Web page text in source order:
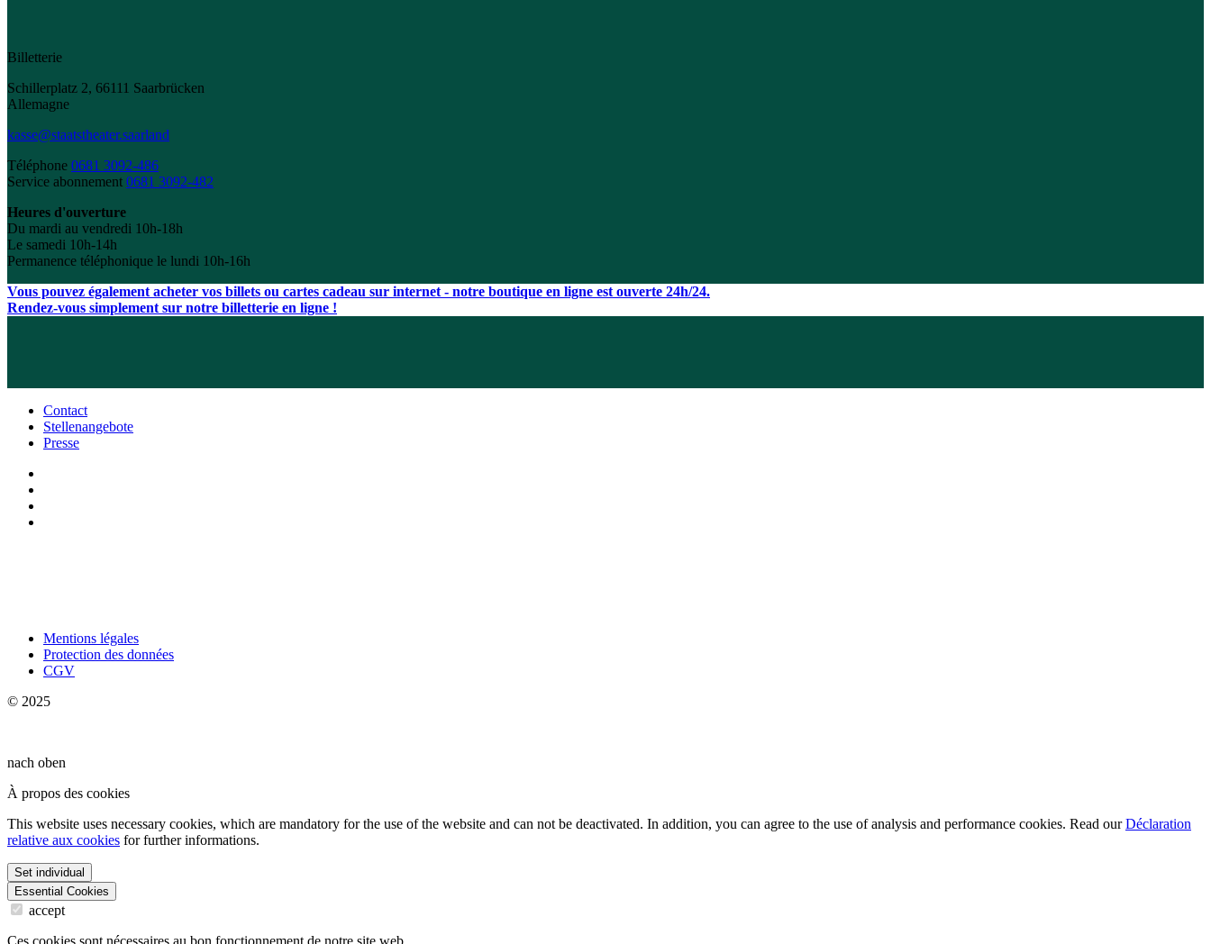
Billetterie
Schillerplatz 2, 66111 Saarbrücken
Allemagne
kasse@staatstheater.saarland
Téléphone 0681 3092-486
Service abonnement 0681 3092-482
Heures d'ouverture
Du mardi au vendredi 10h-18h
Le samedi 10h-14h
Permanence téléphonique le lundi 10h-16h
Vous pouvez également acheter vos billets ou cartes cadeau sur internet - notre boutique en ligne est ouverte 24h/24.
Rendez-vous simplement sur notre billetterie en ligne !
Contact
Stellenangebote
Presse
Mentions légales
Protection des données
CGV
© 2025
nach oben
À propos des cookies
This website uses necessary cookies, which are mandatory for the use of the website and can not be deactivated. In addition, you can agree to the use of analysis and performance cookies. Read ourDéclaration
relative aux cookies for further informations.
Set individual
Essential Cookies
accept
Ces cookies sont nécessaires au bon fonctionnement de notre site web.